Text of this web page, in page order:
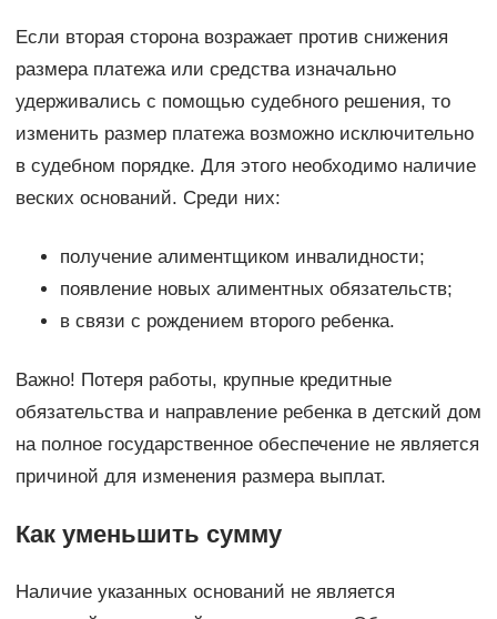
Если вторая сторона возражает против снижения
размера платежа или средства изначально
удерживались с помощью судебного решения, то
изменить размер платежа возможно исключительно
в судебном порядке. Для этого необходимо наличие
веских оснований. Среди них:
получение алиментщиком инвалидности;
появление новых алиментных обязательств;
в связи с рождением второго ребенка.
Важно! Потеря работы, крупные кредитные
обязательства и направление ребенка в детский дом
на полное государственное обеспечение не является
причиной для изменения размера выплат.
Как уменьшить сумму
Наличие указанных оснований не является